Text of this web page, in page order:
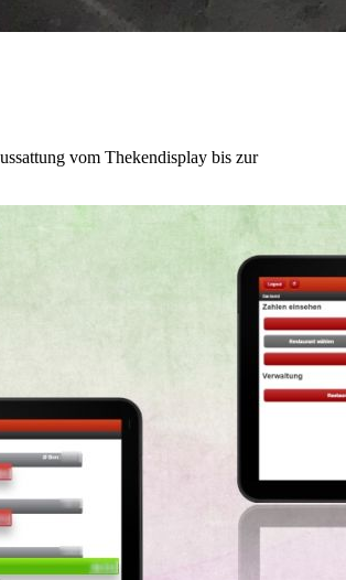
vom Thekendisplay bis zur